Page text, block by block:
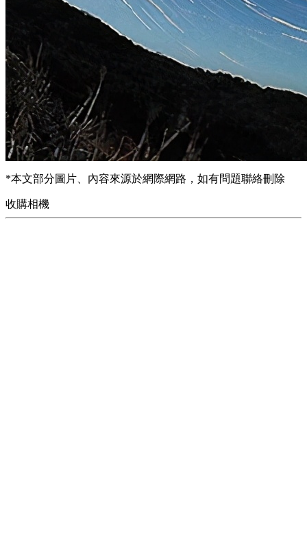
*本文部分圖片、內容來源於網際網路，如有問題聯絡刪除
收購相機